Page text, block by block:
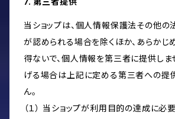
当ショップは、個人情報保護法その他
が認められる場合を除くほか、あらかじ
得ないで、個人情報を第三者に提供しま
げる場合は上記に定める第三者への提
ん。
（１） 当ショップが利用目的の達成に必